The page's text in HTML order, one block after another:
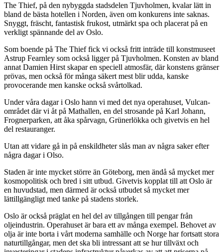
The Thief, på den nybyggda stadsdelen Tjuvholmen, kvalar lätt in
bland de bästa hotellen i Norden, även om konkurens inte saknas.
Snyggt, fräscht, fantastisk frukost, utmärkt spa och placerat på en
verkligt spännande del av Oslo.
Som boende på The Thief fick vi också fritt inträde till konstmuseet
Astrup Fearnley som också ligger på Tjuvholmen. Konsten av bland
annat Damien Hirst skapar en speciell atmosfär, där konstens gränser
prövas, men också för många säkert mest blir udda, kanske
provocerande men kanske också svårtolkad.
Under våra dagar i Oslo hann vi med det nya operahuset, Vulcan-
området där vi åt på Mathallen, en del strosande på Karl Johann,
Frognerparken, att åka spårvagn, Grünerlökka och givetvis en hel
del restauranger.
Utan att vidare gå in på enskildheter slås man av några saker efter
några dagar i Olso.
Staden är inte mycket större än Göteborg, men ändå så mycket mer
kosmopolitisk och bred i sitt utbud. Givetvis kopplat till att Oslo är
en huvudstad, men därmed är också utbudet så mycket mer
lättillgängligt med tanke på stadens storlek.
Oslo är också präglat en hel del av tillgången till pengar från
oljeindustrin. Operahuset är bara ett av många exempel. Behovet av
olja är inte borta i vårt moderna samhälle och Norge har fortsatt stora
naturtillgångar, men det ska bli intressant att se hur tillväxt och